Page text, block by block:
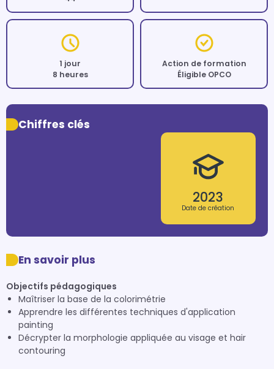
1 jour
8 heures
Action de formation
Éligible OPCO
Chiffres clés
2023
Date de création
En savoir plus
Objectifs pédagogiques
Maîtriser la base de la colorimétrie
Apprendre les différentes techniques d'application
painting
Décrypter la morphologie appliquée au visage et hair
contouring